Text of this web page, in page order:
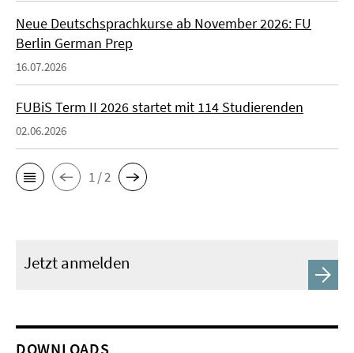
Neue Deutschsprachkurse ab November 2026: FU
Berlin German Prep
16.07.2026
FUBiS Term II 2026 startet mit 114 Studierenden
02.06.2026
1 / 2
Jetzt anmelden
DOWNLOADS